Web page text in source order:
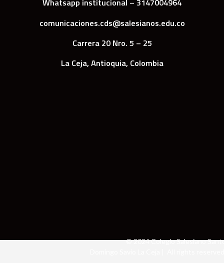
comunicaciones.cds@salesianos.edu.co
Carrera 20 Nro. 5 – 25
La Ceja, Antioquia, Colombia
© 2024 Colegio Salesiano